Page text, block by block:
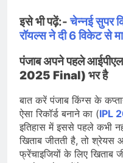
इसे भी पढ़ें:-चेन्नई सुपर
रॉयल्स ने दी 6 विकेट से
पंजाब अपने पहले
2025 Final) भर है
बात करें पंजाब किंग्स के
ऐसा रिकॉर्ड बनाने का (IPL
इतिहास में इससे पहले कभी
खिताब जीतती है, तो
फ्रेंचाइजियों के लिए खिताब